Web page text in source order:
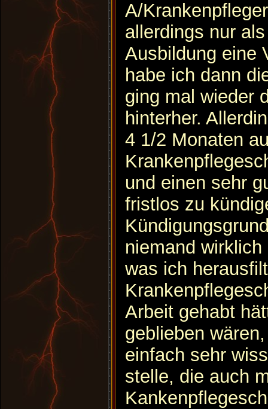
A/
allerdings nur
Ausbildung eine
habe ich dann
ging mal wieder
hinterher.
4 1/2 Monaten
und einen sehr
fristlos zu
niemand
was ich
Arbeit gehabt
geblieben
einfach sehr
stelle, die auch